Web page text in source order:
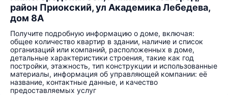
район Приокский, ул Академика Лебедева,
дом 8А
Получите подробную информацию о доме, включая:
общее количество квартир в здании, наличие и список
организаций или компаний, расположенных в доме,
детальные характеристики строения, такие как год
постройки, этажность, тип конструкции и использованные
материалы, информация об управляющей компании: её
название, контактные данные, и качество
предоставляемых услуг